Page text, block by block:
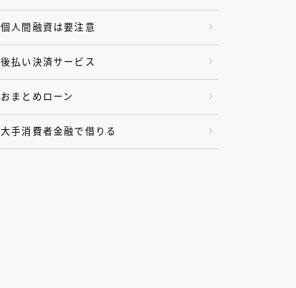
個人間融資は要注意
後払い決済サービス
おまとめローン
大手消費者金融で借りる